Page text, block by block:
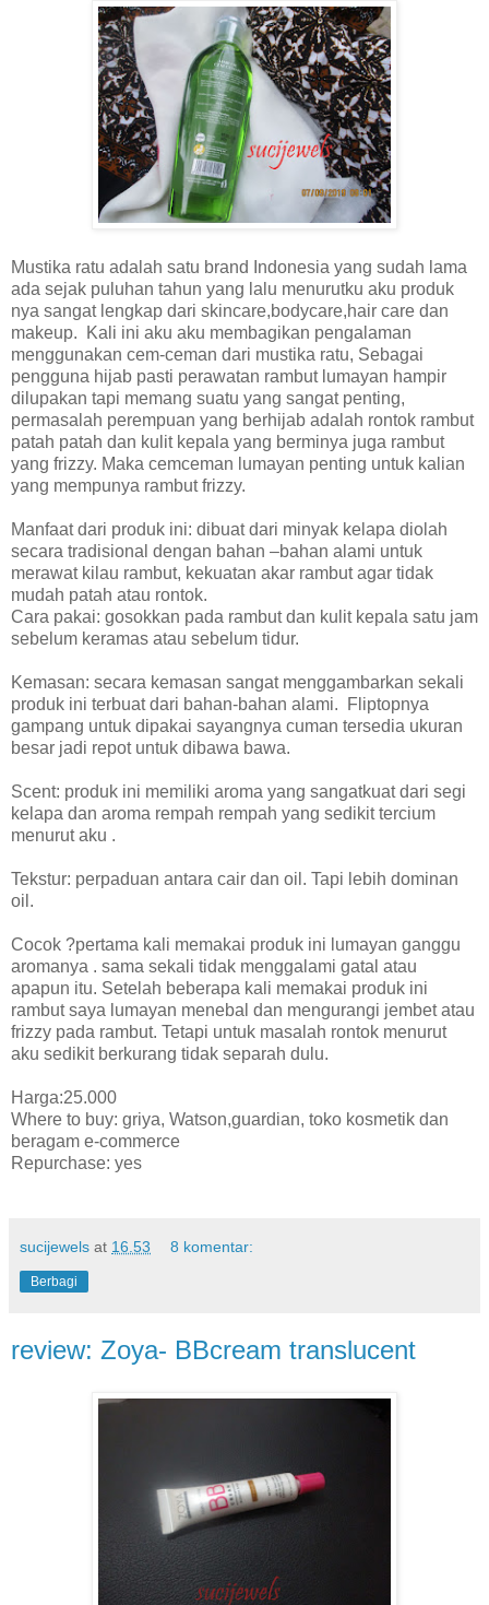
Mustika ratu adalah satu brand Indonesia yang sudah lama
ada sejak puluhan tahun yang lalu menurutku aku produk
nya sangat lengkap dari skincare,bodycare,hair care dan
makeup.
Kali ini aku aku membagikan pengalaman
menggunakan cem-ceman dari mustika ratu, Sebagai
pengguna hijab pasti perawatan rambut lumayan hampir
dilupakan tapi memang suatu yang sangat penting,
permasalah perempuan yang berhijab adalah rontok rambut
patah patah dan kulit kepala yang berminya juga rambut
yang frizzy. Maka cemceman lumayan penting untuk kalian
yang mempunya rambut frizzy.
Manfaat dari produk ini: dibuat dari minyak kelapa diolah
secara tradisional dengan bahan –bahan alami untuk
merawat kilau rambut, kekuatan akar rambut agar tidak
mudah patah atau rontok.
Cara pakai: gosokkan pada rambut dan kulit kepala satu jam
sebelum keramas atau sebelum tidur.
Kemasan: secara kemasan sangat menggambarkan sekali
produk ini terbuat dari bahan-bahan alami.
Fliptopnya
gampang untuk dipakai sayangnya cuman tersedia ukuran
besar jadi repot untuk dibawa bawa.
Scent: produk ini memiliki aroma yang sangatkuat dari segi
kelapa dan aroma rempah rempah yang sedikit tercium
menurut aku .
Tekstur: perpaduan antara cair dan oil. Tapi lebih dominan
oil.
Cocok ?pertama kali memakai produk ini lumayan ganggu
aromanya . sama sekali tidak menggalami gatal atau
apapun itu. Setelah beberapa kali memakai produk ini
rambut saya lumayan menebal dan mengurangi jembet atau
frizzy pada rambut. Tetapi untuk masalah rontok menurut
aku sedikit berkurang tidak separah dulu.
Harga:25.000
Where to buy: griya, Watson,guardian, toko kosmetik dan
beragam e-commerce
Repurchase: yes
sucijewels at 16.53 8 komentar:
Berbagi
review: Zoya- BBcream translucent